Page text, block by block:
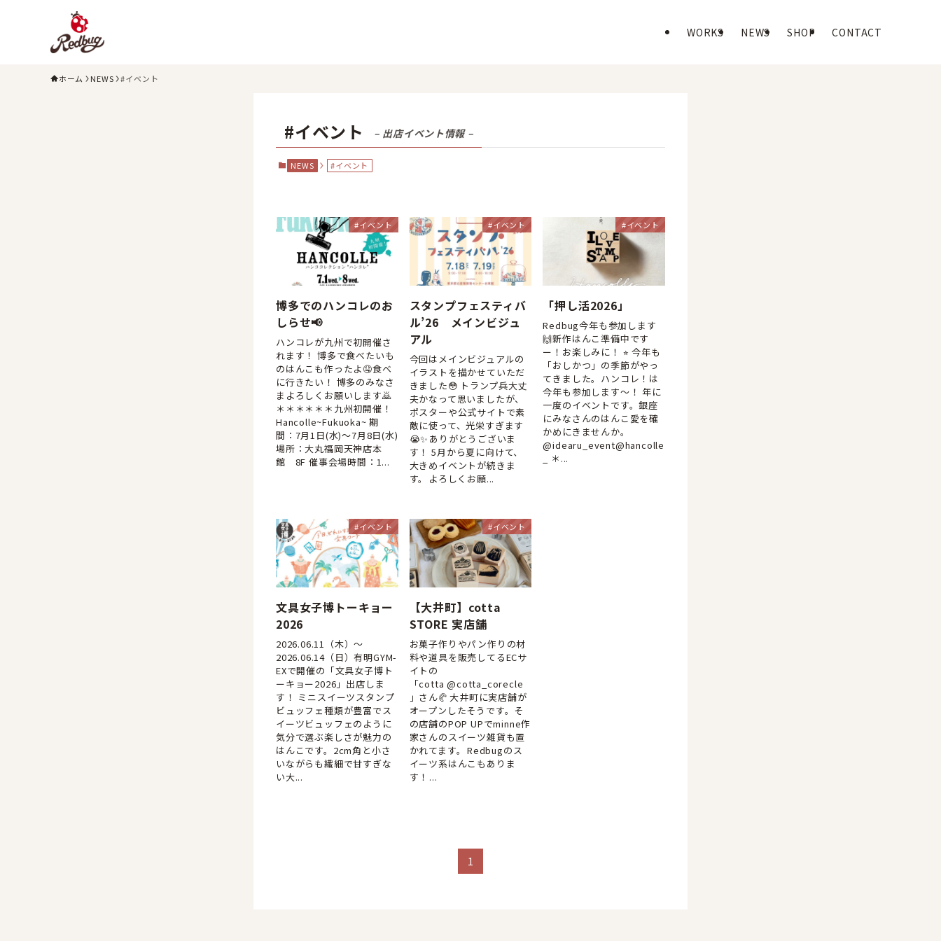
WORKS NEWS SHOP CONTACT
ホーム NEWS #イベント
#イベント – 出店イベント情報 –
NEWS #イベント
#イベント
博多でのハンコレのお
しらせ📢
ハンコレが九州で初開催さ
れます！ 博多で食べたいも
のはんこも作ったよ🤤食べ
に行きたい！ 博多のみなさ
まよろしくお願いします🙇
＊＊＊＊＊＊九州初開催！
Hancolle~Fukuoka~ 期
間：7月1日(水)～7月8日(水)
場所：大丸福岡天神店本
館 8F 催事会場時間：1...
#イベント
スタンプフェスティバ
ル’26 メインビジュ
アル
今回はメインビジュアルの
イラストを描かせていただ
きました😳⁣⁣⁣トランプ兵大丈
夫かなって思いましたが、
ポスターや公式サイトで素
敵に使って、光栄すぎます
😭✨⁣ありがとうございま
す！⁣⁣⁣⁣⁣5月から夏に向けて、
大きめイベントが続きま
す。⁣よろしくお願...
#イベント
「押し活2026」
Redbug今年も参加します
🙌新作はんこ準備中です
ー！お楽しみに！ ⭐︎ 今年も
「おしかつ」の季節がやっ
てきました。ハンコレ！は
今年も参加します〜！ 年に
一度のイベントです。銀座
にみなさんのはんこ愛を確
かめにきませんか。
@idearu_event@hancolle
_ ＊...
#イベント
文具女子博トーキョー
2026
2026.06.11（木）～
2026.06.14（日）有明GYM-
EXで開催の「文具女子博ト
ーキョー2026」出店しま
す！ ミニスイーツスタンプ
ビュッフェ種類が豊富でス
イーツビュッフェのように
気分で選ぶ楽しさが魅力の
はんこです。2cm角と小さ
いながらも繊細で甘すぎな
い大...
#イベント
【大井町】cotta
STORE 実店舗⁣
お菓子作りやパン作りの材
料や道具を販売してるECサ
イトの
「cotta @cotta_corecle
」さん🥐⁣⁣⁣大井町に実店舗が
オープンしたそうです。そ
の店舗のPOP UPでminne作
家さんのスイーツ雑貨も置
かれてます。⁣⁣Redbugのス
イーツ系はんこもありま
す！⁣...
1